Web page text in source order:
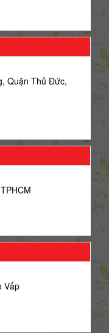
Quận Thủ Đức,
Vấp